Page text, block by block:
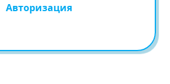
Авторизация